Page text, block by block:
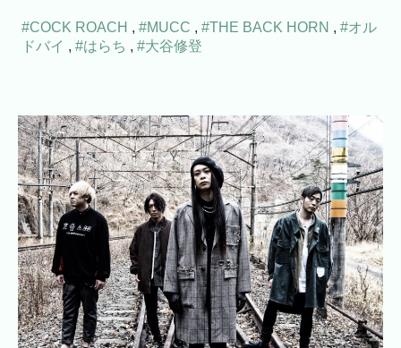
#COCK ROACH , #MUCC , #THE BACK HORN , #オル
ドバイ , #はらち , #大谷修登